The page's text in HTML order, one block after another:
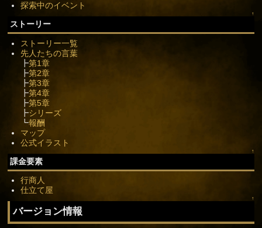
探索中のイベント
↑
ストーリー
ストーリー一覧
先人たちの言葉
┣第1章
┣第2章
┣第3章
┣第4章
┣第5章
┣シリーズ
┗報酬
マップ
公式イラスト
↑
課金要素
行商人
仕立て屋
↑
バージョン情報